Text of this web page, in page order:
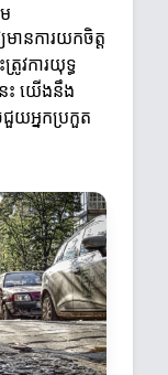
មានការយកចិត្ត
វការយុទ្ធ
េះ យើងនឹង
យអ្នកប្រកួត